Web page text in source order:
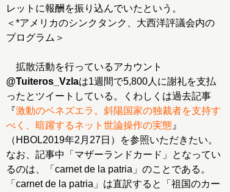
レットに報酬を振り込んでいたという。
＜*アメリカのシンクタンク、大西洋評議会内の
プログラム＞
拡散活動を行っているアカウント
@Tuiteros_Vzlaは1週間で5,800人に謝礼を支払
ったとツイートしている。くわしくは過去記事
『激動のベネズエラ。斜陽国家の独裁者を支持す
べく、暗躍するネット世論操作の実態 』
（HBOL2019年2月27日）を参照いただきたい。
なお、記事中「マザーランドカード」となってい
るのは、「carnet de la patria」のことである。
「carnet de la patria」は直訳すると「祖国のカー